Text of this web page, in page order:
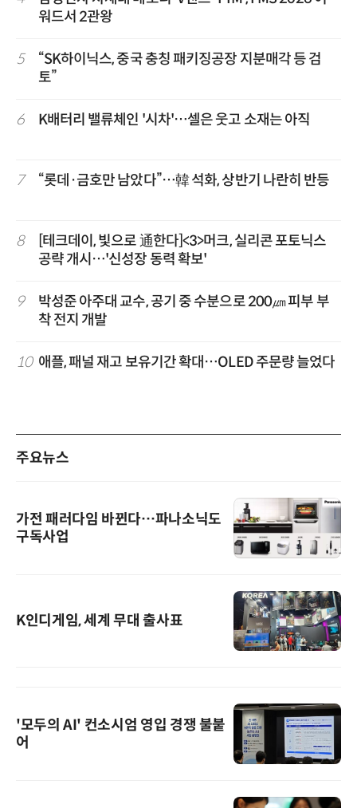
워드서 2관왕
5
“SK하이닉스, 중국 충칭 패키징공장 지분매각 등 검
토”
6 K배터리 밸류체인 '시차'…셀은 웃고 소재는 아직
7 “롯데·금호만 남았다”…韓 석화, 상반기 나란히 반등
8
[테크데이, 빛으로 通한다]<3>머크, 실리콘 포토닉스
공략 개시…'신성장 동력 확보'
9
박성준 아주대 교수, 공기 중 수분으로 200㎛ 피부 부
착 전지 개발
10 애플, 패널 재고 보유기간 확대…OLED 주문량 늘었다
주요뉴스
가전 패러다임 바뀐다…파나소닉도
구독사업
K인디게임, 세계 무대 출사표
'모두의 AI' 컨소시엄 영입 경쟁 불붙
어